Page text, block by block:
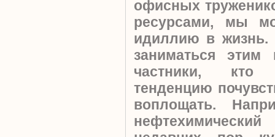
офисных
ресурсами, мы
идиллию в жизнь.
заниматься
частники, кто
тенденцию
воплощать.